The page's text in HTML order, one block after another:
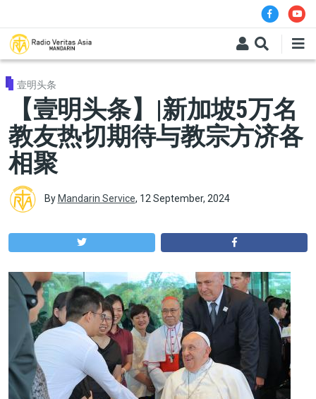
壹明头条
【壹明头条】|新加坡5万名
教友热切期待与教宗方济各
相聚
By Mandarin Service, 12 September, 2024